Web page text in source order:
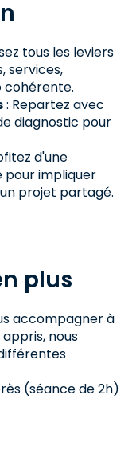
tous les leviers
services,
cohérente.
: Repartez avec
diagnostic pour
d'une
impliquer
projet partagé.
plus
accompagner à
nous
(séance de 2h)